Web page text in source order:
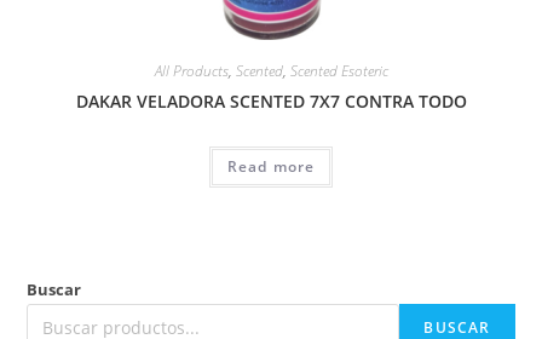
All Products, Scented, Scented Esoteric
DAKAR VELADORA SCENTED 7X7 CONTRA TODO
Read more
Buscar
BUSCAR